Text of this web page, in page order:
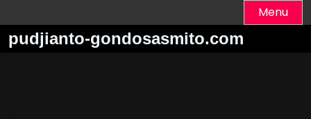
to
content
Menu
pudjianto-gondosasmito.com